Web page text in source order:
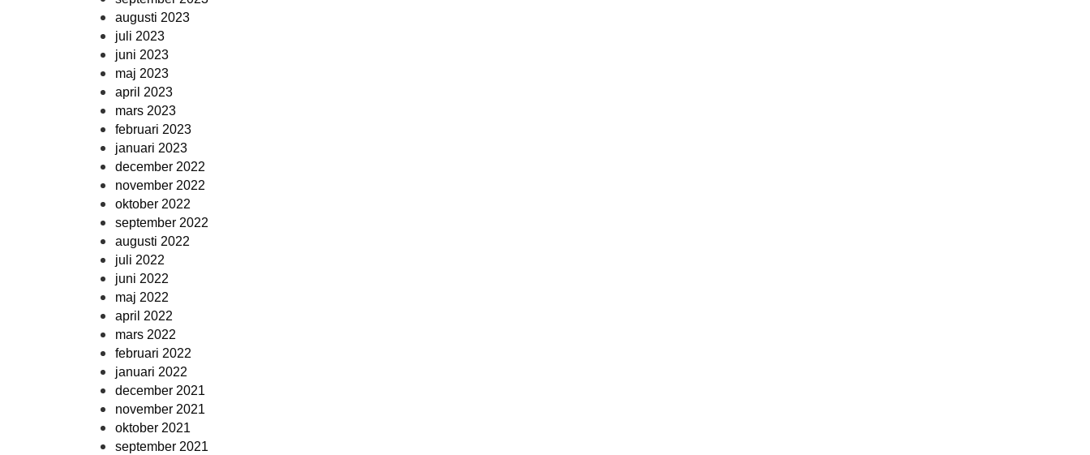
augusti 2023
juli 2023
juni 2023
maj 2023
april 2023
mars 2023
februari 2023
januari 2023
december 2022
november 2022
oktober 2022
september 2022
augusti 2022
juli 2022
juni 2022
maj 2022
april 2022
mars 2022
februari 2022
januari 2022
december 2021
november 2021
oktober 2021
september 2021